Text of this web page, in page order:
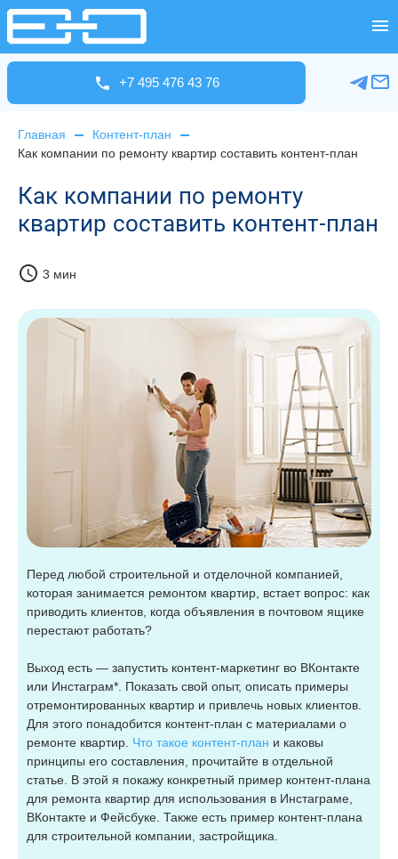
+7 495 476 43 76
Главная
Контент-план
Как компании по ремонту квартир составить контент-план
Как компании по ремонту
квартир составить контент-план
schedule 3 мин
Перед любой строительной и отделочной компанией,
которая занимается ремонтом квартир, встает вопрос: как
приводить клиентов, когда объявления в почтовом ящике
перестают работать?
Выход есть — запустить контент-маркетинг во ВКонтакте
или Инстаграм*. Показать свой опыт, описать примеры
отремонтированных квартир и привлечь новых клиентов.
Для этого понадобится контент-план с материалами о
ремонте квартир. Что такое контент-план и каковы
принципы его составления, прочитайте в отдельной
статье. В этой я покажу конкретный пример контент-плана
для ремонта квартир для использования в Инстаграме,
ВКонтакте и Фейсбуке. Также есть пример контент-плана
для строительной компании, застройщика.